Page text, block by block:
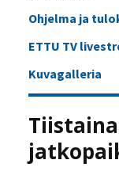
Ohjelma ja
ETTU TV
Kuvagalleria